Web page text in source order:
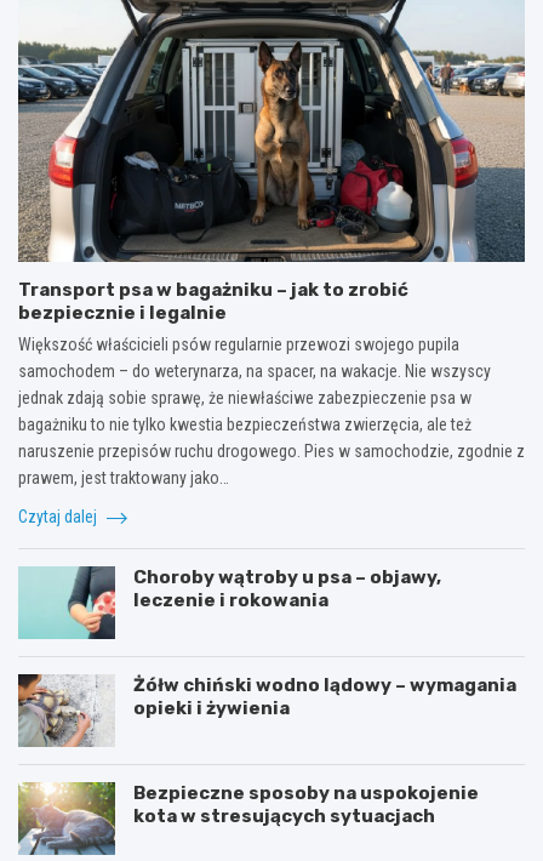
Transport psa w bagażniku – jak to zrobić
bezpiecznie i legalnie
Większość właścicieli psów regularnie przewozi swojego pupila
samochodem – do weterynarza, na spacer, na wakacje. Nie wszyscy
jednak zdają sobie sprawę, że niewłaściwe zabezpieczenie psa w
bagażniku to nie tylko kwestia bezpieczeństwa zwierzęcia, ale też
naruszenie przepisów ruchu drogowego. Pies w samochodzie, zgodnie z
prawem, jest traktowany jako…
Czytaj dalej
Choroby wątroby u psa – objawy,
leczenie i rokowania
Żółw chiński wodno lądowy – wymagania
opieki i żywienia
Bezpieczne sposoby na uspokojenie
kota w stresujących sytuacjach